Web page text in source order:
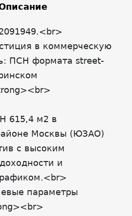
в коммерческую
ПСН формата street-
615,4 м2 в
Москвы (ЮЗАО)
с высоким
и
параметры